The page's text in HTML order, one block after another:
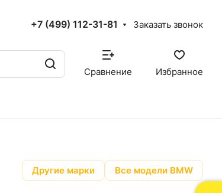
+7 (499) 112-31-81 Заказать звонок
Сравнение Избранное
Другие марки Все модели BMW